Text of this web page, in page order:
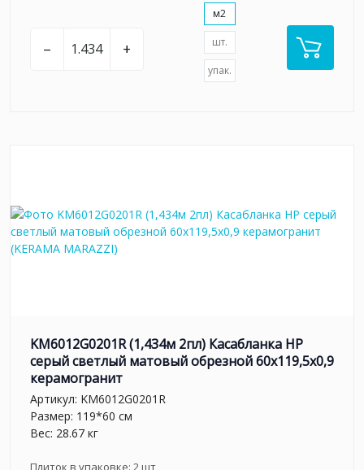
– +
м2
шт.
упак.
KM6012G0201R (1,434м 2пл) Касабланка HP
серый светлый матовый обрезной 60x119,5x0,9
керамогранит
Артикул: KM6012G0201R
Размер: 119*60 см
Вес: 28.67 кг
Плиток в упаковке: 2 шт